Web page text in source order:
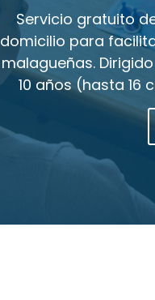
Servicio gratuito
domicilio para
malagueñas.
10 años (hasta 16